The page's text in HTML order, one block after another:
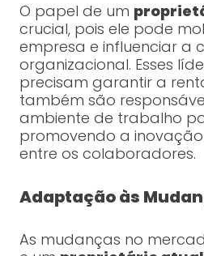
O papel de um
crucial, pois ele pode
empresa e influenciar a
organizacional. Esses
precisam garantir a
também são
ambiente de trabalho
promovendo a
entre os colaboradores.
Adaptação às
As mudanças no